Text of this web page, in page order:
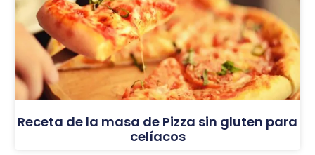
Receta de la masa de Pizza sin gluten para
celíacos